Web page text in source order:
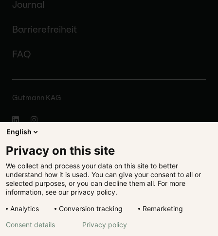
Journal
Barrierefreiheit
FAQ
Gutmann KAG
Disclaimer
Rechtliches
Datenschutz
English
Privacy on this site
We collect and process your data on this site to better
understand how it is used. You can give your consent to all or
selected purposes, or you can decline them all. For more
information, see our privacy policy.
Analytics
Conversion tracking
Remarketing
Consent details
Privacy policy